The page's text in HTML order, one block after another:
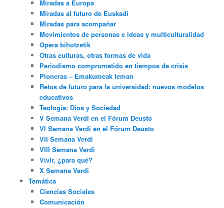
Miradas a Europa
Miradas al futuro de Euskadi
Miradas para acompañar
Movimientos de personas e ideas y multiculturalidad
Opera bihotzetik
Otras culturas, otras formas de vida
Periodismo comprometido en tiempos de crisis
Pioneras – Emakumeak leman
Retos de futuro para la universidad: nuevos modelos
educativos
Teología: Dios y Sociedad
V Semana Verdi en el Fórum Deusto
VI Semana Verdi en el Fórum Deusto
VII Semana Verdi
VIII Semana Verdi
Vivir, ¿para qué?
X Semana Verdi
Temática
Ciencias Sociales
Comunicación